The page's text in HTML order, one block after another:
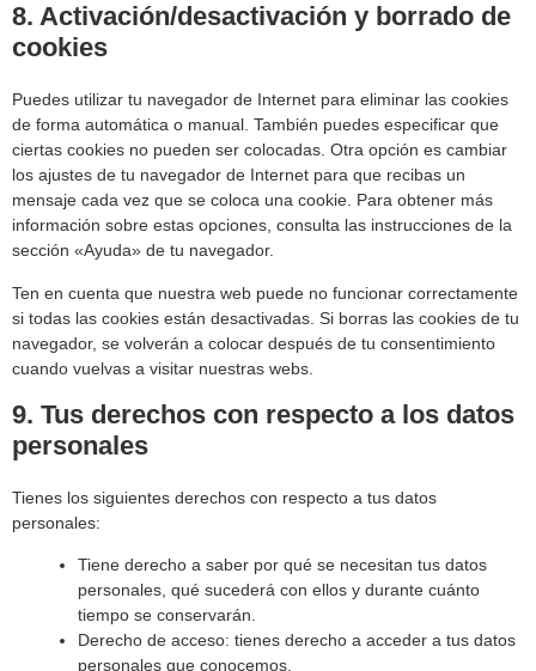
8. Activación/desactivación y borrado de
cookies
Puedes utilizar tu navegador de Internet para eliminar las cookies
de forma automática o manual. También puedes especificar que
ciertas cookies no pueden ser colocadas. Otra opción es cambiar
los ajustes de tu navegador de Internet para que recibas un
mensaje cada vez que se coloca una cookie. Para obtener más
información sobre estas opciones, consulta las instrucciones de la
sección «Ayuda» de tu navegador.
Ten en cuenta que nuestra web puede no funcionar correctamente
si todas las cookies están desactivadas. Si borras las cookies de tu
navegador, se volverán a colocar después de tu consentimiento
cuando vuelvas a visitar nuestras webs.
9. Tus derechos con respecto a los datos
personales
Tienes los siguientes derechos con respecto a tus datos
personales:
Tiene derecho a saber por qué se necesitan tus datos
personales, qué sucederá con ellos y durante cuánto
tiempo se conservarán.
Derecho de acceso: tienes derecho a acceder a tus datos
personales que conocemos.